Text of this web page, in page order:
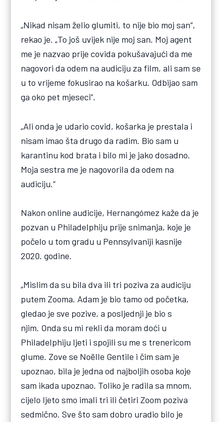
„Nikad nisam želio glumiti, to nije bio moj san“,
rekao je. „To još uvijek nije moj san. Moj agent
me je nazvao prije covida pokušavajući da me
nagovori da odem na audiciju za film, ali sam se
u to vrijeme fokusirao na košarku. Odbijao sam
ga oko pet mjeseci”.
„Ali onda je udario covid, košarka je prestala i
nisam imao šta drugo da radim. Bio sam u
karantinu kod brata i bilo mi je jako dosadno.
Moja sestra me je nagovorila da odem na
audiciju.“
Nakon online audicije, Hernangómez kaže da je
pozvan u Philadelphiju prije snimanja, koje je
počelo u tom gradu u Pennsylvaniji kasnije
2020. godine.
„Mislim da su bila dva ili tri poziva za audiciju
putem Zooma. Adam je bio tamo od početka,
gledao je sve pozive, a posljednji je bio s
njim. Onda su mi rekli da moram doći u
Philadelphiju ljeti i spojili su me s trenericom
glume. Zove se Noëlle Gentile i čim sam je
upoznao, bila je jedna od najboljih osoba koje
sam ikada upoznao. Toliko je radila sa mnom,
cijelo ljeto smo imali tri ili četiri Zoom poziva
sedmično. Sve što sam dobro uradio bilo je